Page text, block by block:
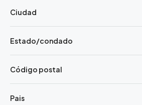
Ciudad
Estado/condado
Código postal
Pais